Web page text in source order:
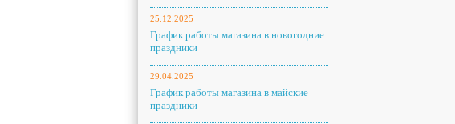
25.12.2025
График работы магазина в новогодние
праздники
29.04.2025
График работы магазина в майские
праздники